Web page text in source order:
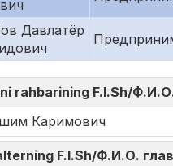
Давлатёр
rahbarining F.I.Sh/
Каримович
F.I.Sh/Ф.И.О.